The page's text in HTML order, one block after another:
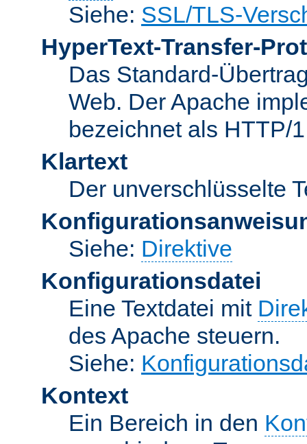
Siehe: SSL/TLS-
HyperText-Transfer-
Das Standard-
Web. Der Apache
bezeichnet als HTTP/
Klartext
Der unverschlüsselte
Siehe: Direktive
Konfigurationsdatei
Eine Textdatei mit
des Apache steuern.
Siehe:
Kontext
Ein Bereich in den